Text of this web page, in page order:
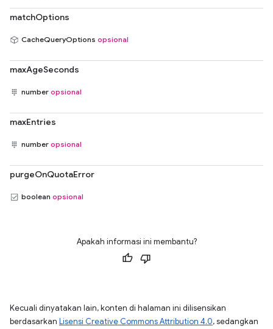
matchOptions
CacheQueryOptions opsional
maxAgeSeconds
number opsional
maxEntries
number opsional
purgeOnQuotaError
boolean opsional
Apakah informasi ini membantu?
Kecuali dinyatakan lain, konten di halaman ini dilisensikan
berdasarkan Lisensi Creative Commons Attribution 4.0, sedangkan